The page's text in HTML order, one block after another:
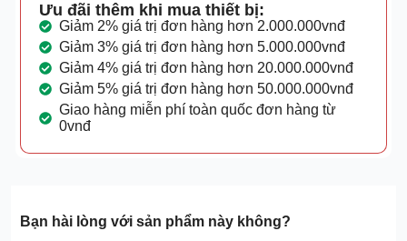
Ưu đãi thêm khi mua thiết bị:
Giảm 2% giá trị đơn hàng hơn 2.000.000vnđ
Giảm 3% giá trị đơn hàng hơn 5.000.000vnđ
Giảm 4% giá trị đơn hàng hơn 20.000.000vnđ
Giảm 5% giá trị đơn hàng hơn 50.000.000vnđ
Giao hàng miễn phí toàn quốc đơn hàng từ
0vnđ
Bạn hài lòng với sản phẩm này không?